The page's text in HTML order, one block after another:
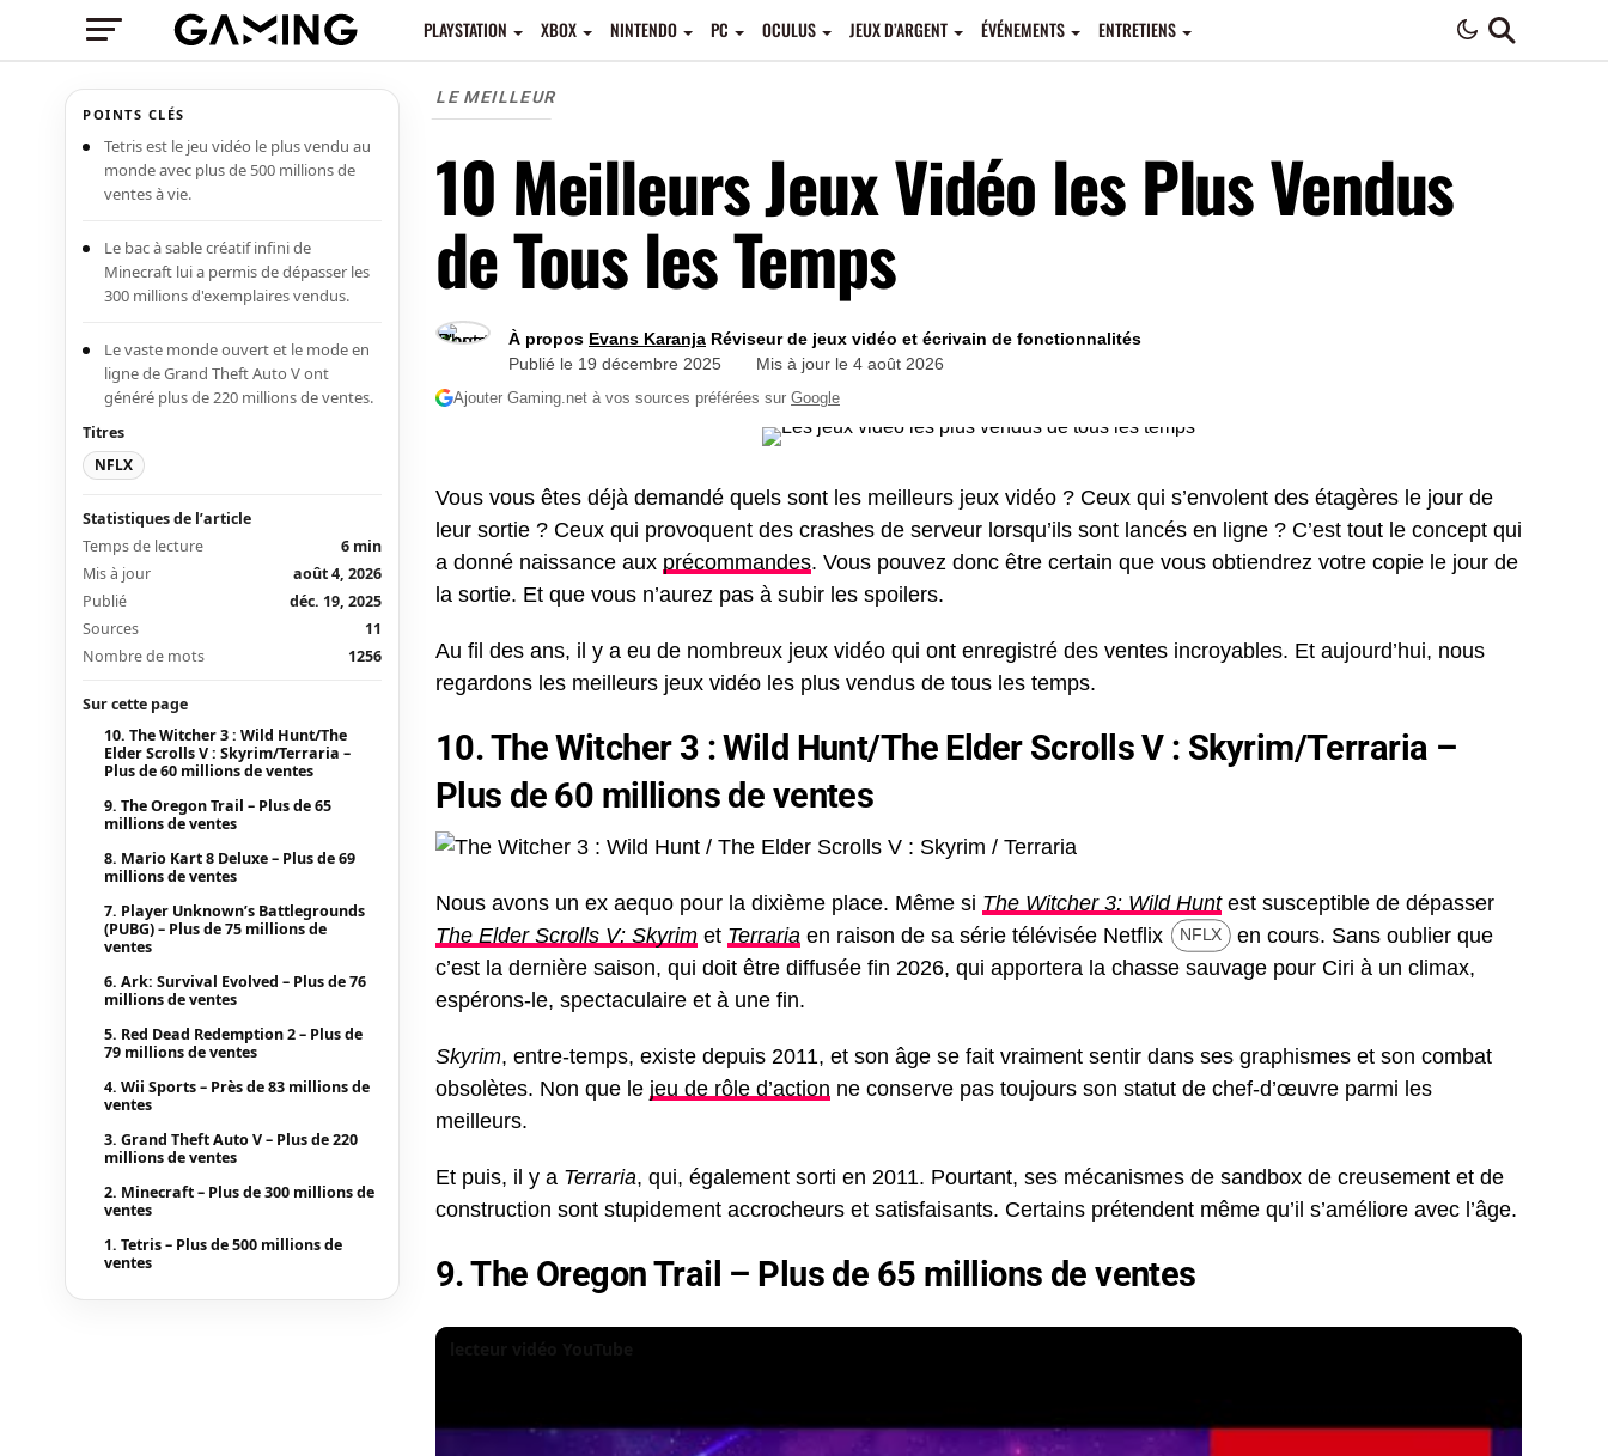
PLAYSTATION XBOX NINTENDO PC OCULUS JEUX D’ARGENT ÉVÉNEMENTS ENTRETIENS
POINTS CLÉS
Tetris est le jeu vidéo le plus vendu au
monde avec plus de 500 millions de
ventes à vie.
Le bac à sable créatif infini de
Minecraft lui a permis de dépasser les
300 millions d'exemplaires vendus.
Le vaste monde ouvert et le mode en
ligne de Grand Theft Auto V ont
généré plus de 220 millions de ventes.
Titres
NFLX
Statistiques de l’article
Temps de lecture
6 min
Mis à jour
août 4, 2026
Publié
déc. 19, 2025
Sources
11
Nombre de mots
1256
Sur cette page
10. The Witcher 3 : Wild Hunt/The
Elder Scrolls V : Skyrim/Terraria –
Plus de 60 millions de ventes
9. The Oregon Trail – Plus de 65
millions de ventes
8. Mario Kart 8 Deluxe – Plus de 69
millions de ventes
7. Player Unknown’s Battlegrounds
(PUBG) – Plus de 75 millions de
ventes
6. Ark: Survival Evolved – Plus de 76
millions de ventes
5. Red Dead Redemption 2 – Plus de
79 millions de ventes
4. Wii Sports – Près de 83 millions de
ventes
3. Grand Theft Auto V – Plus de 220
millions de ventes
2. Minecraft – Plus de 300 millions de
ventes
1. Tetris – Plus de 500 millions de
ventes
LE MEILLEUR
10 Meilleurs Jeux Vidéo les Plus Vendus
de Tous les Temps
Publié le 19 décembre 2025 Mis à jour le 4 août 2026
À propos Evans Karanja Réviseur de jeux vidéo et écrivain de fonctionnalités
Ajouter Gaming.net à vos sources préférées sur Google
Vous vous êtes déjà demandé quels sont les meilleurs jeux vidéo ? Ceux qui s’envolent des étagères le jour de
leur sortie ? Ceux qui provoquent des crashes de serveur lorsqu’ils sont lancés en ligne ? C’est tout le concept qui
a donné naissance aux précommandes. Vous pouvez donc être certain que vous obtiendrez votre copie le jour de
la sortie. Et que vous n’aurez pas à subir les spoilers.
Au fil des ans, il y a eu de nombreux jeux vidéo qui ont enregistré des ventes incroyables. Et aujourd’hui, nous
regardons les meilleurs jeux vidéo les plus vendus de tous les temps.
10. The Witcher 3 : Wild Hunt/The Elder Scrolls V : Skyrim/Terraria –
Plus de 60 millions de ventes
Nous avons un ex aequo pour la dixième place. Même si The Witcher 3: Wild Huntest susceptible de dépasser
The Elder Scrolls V: Skyrim et Terraria en raison de sa série télévisée Netflix NFLX
en cours. Sans oublier que
c’est la dernière saison, qui doit être diffusée fin 2026, qui apportera la chasse sauvage pour Ciri à un climax,
espérons-le, spectaculaire et à une fin.
Skyrim, entre-temps, existe depuis 2011, et son âge se fait vraiment sentir dans ses graphismes et son combat
obsolètes. Non que le jeu de rôle d’action ne conserve pas toujours son statut de chef-d’œuvre parmi les
meilleurs.
Et puis, il y a Terraria, qui, également sorti en 2011. Pourtant, ses mécanismes de sandbox de creusement et de
construction sont stupidement accrocheurs et satisfaisants. Certains prétendent même qu’il s’améliore avec l’âge.
9. The Oregon Trail – Plus de 65 millions de ventes